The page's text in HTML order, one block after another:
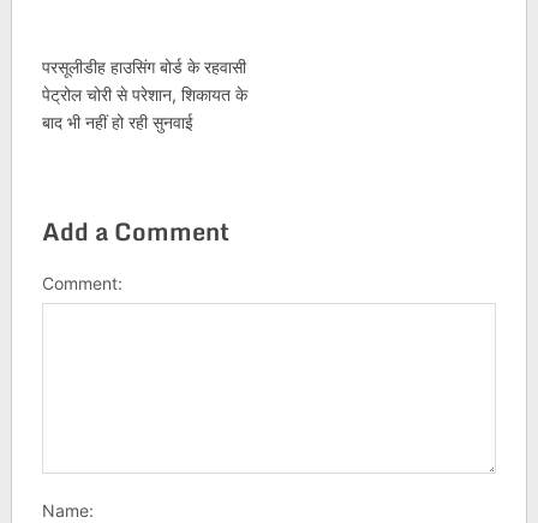
परसूलीडीह हाउसिंग बोर्ड के रहवासी
पेट्रोल चोरी से परेशान, शिकायत के
बाद भी नहीं हो रही सुनवाई
Add a Comment
Comment:
Name: